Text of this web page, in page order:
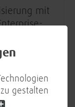
gestalten
mit